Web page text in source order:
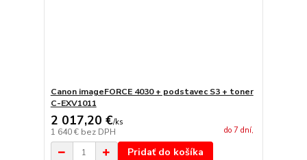
Canon imageFORCE 4030 + podstavec S3 + toner
C-EXV1011
2 017,20 €/ks
1 640 € bez DPH do 7 dní,
Pridať do košíka